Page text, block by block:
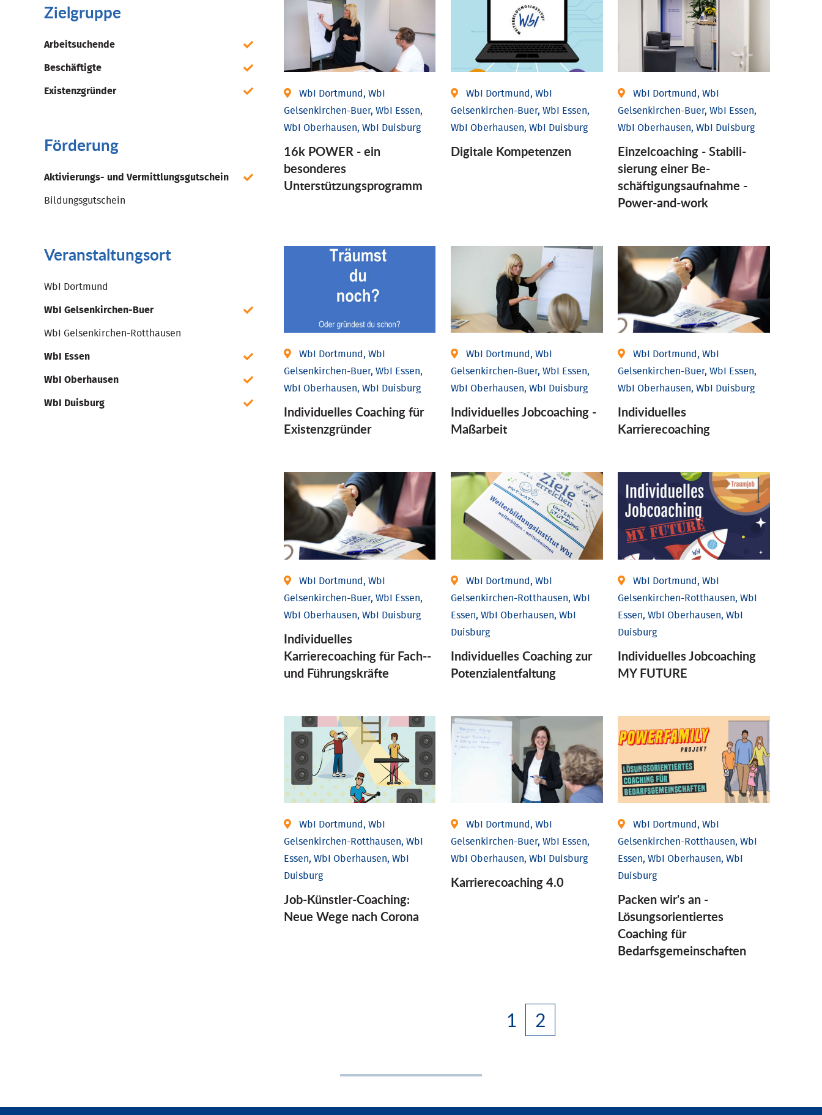
Zielgruppe
Arbeitsuchende
Beschäftigte
Existenzgründer
Förderung
Aktivierungs- und Vermittlungsgutschein
Bildungsgutschein
Veranstaltungsort
WbI Dortmund
WbI Gelsenkirchen-Buer
WbI Gelsenkirchen-Rotthausen
WbI Essen
WbI Oberhausen
WbI Duisburg
WbI Dortmund, WbI
Gelsenkirchen-Buer, WbI Essen,
WbI Oberhausen, WbI Duisburg
16k POWER - ein
besonderes
Unterstützungsprogramm
WbI Dortmund, WbI
Gelsenkirchen-Buer, WbI Essen,
WbI Oberhausen, WbI Duisburg
Digitale Kompetenzen
WbI Dortmund, WbI
Gelsenkirchen-Buer, WbI Essen,
WbI Oberhausen, WbI Duisburg
Einzel­coaching - Stabili­
sierung einer Be­
schäftigungs­aufnahme -
Power-and-work
WbI Dortmund, WbI
Gelsenkirchen-Buer, WbI Essen,
WbI Oberhausen, WbI Duisburg
Individu­elles Coaching für
Existenz­gründer
WbI Dortmund, WbI
Gelsenkirchen-Buer, WbI Essen,
WbI Oberhausen, WbI Duisburg
Individu­elles Job­coaching -
Maßarbeit
WbI Dortmund, WbI
Gelsenkirchen-Buer, WbI Essen,
WbI Oberhausen, WbI Duisburg
Individu­elles
Karrierecoaching
WbI Dortmund, WbI
Gelsenkirchen-Buer, WbI Essen,
WbI Oberhausen, WbI Duisburg
Individu­elles
Karrierecoaching für Fach-­
und Führungs­kräfte
WbI Dortmund, WbI
Gelsenkirchen-Rotthausen, WbI
Essen, WbI Oberhausen, WbI
Duisburg
Individuelles Coaching zur
Potenzialentfaltung
WbI Dortmund, WbI
Gelsenkirchen-Rotthausen, WbI
Essen, WbI Oberhausen, WbI
Duisburg
Individuelles Jobcoaching
MY FUTURE
WbI Dortmund, WbI
Gelsenkirchen-Rotthausen, WbI
Essen, WbI Oberhausen, WbI
Duisburg
Job-Künstler-Coaching:
Neue Wege nach Corona
WbI Dortmund, WbI
Gelsenkirchen-Buer, WbI Essen,
WbI Oberhausen, WbI Duisburg
Karriere­coaching 4.0
WbI Dortmund, WbI
Gelsenkirchen-Rotthausen, WbI
Essen, WbI Oberhausen, WbI
Duisburg
Packen wir's an -
Lösungsorientiertes
Coaching für
Bedarfsgemeinschaften
1 2